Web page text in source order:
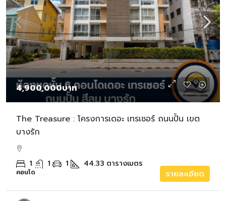
4,900,000บาท
The Treasure : โครงการเดอะ เทรเชอร์ ถนนปั้น เขต
บางรัก
1 1 1 44.33 ตารางเมตร
คอนโด รายละเอียด